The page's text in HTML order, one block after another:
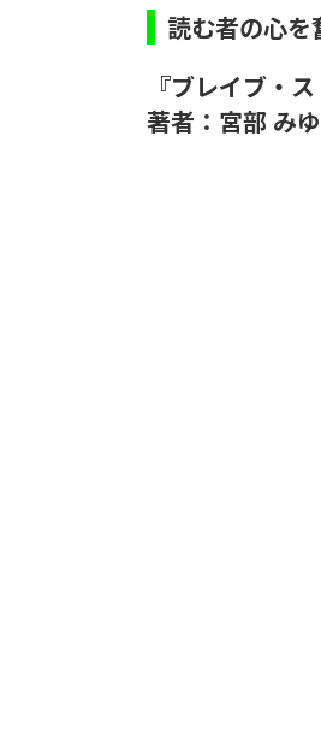
読む者の心を
『ブレイブ・
著者：宮部 み